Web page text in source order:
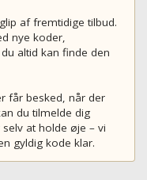
af fremtidige tilbud.
nye koder,
altid kan finde den
får besked, når der
du tilmelde dig
at holde øje – vi
gyldig kode klar.